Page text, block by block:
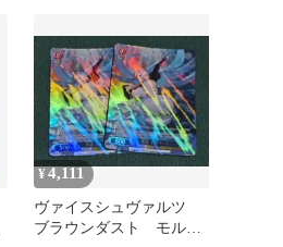
¥4,111
ヴァイスシュヴァルツ
ブラウンダスト モルフ